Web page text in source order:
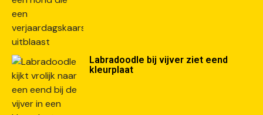
Labradoodle bij vijver ziet eend
kleurplaat